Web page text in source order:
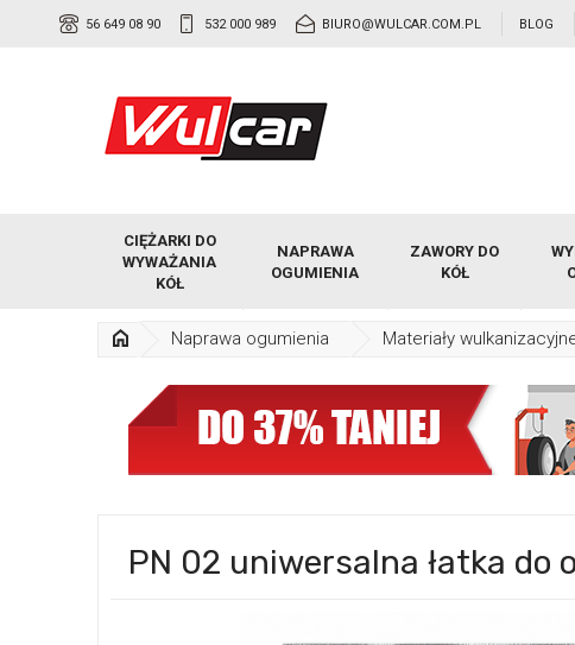
56 649 08 90 532 000 989 BIURO@WULCAR.COM.PL BLOG
CIĘŻARKI DO
WYWAŻANIA
KÓŁ
NAPRAWA
OGUMIENIA
ZAWORY DO
KÓŁ
Naprawa ogumienia Materiały
PN 02 uniwersalna łatka do